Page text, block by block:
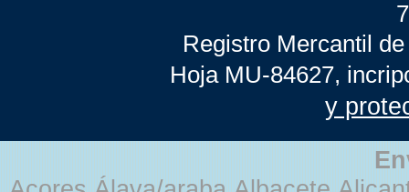
Registro Mercantil
Hoja MU-84627,
y